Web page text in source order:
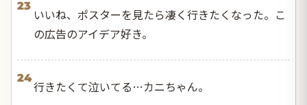
23
いいね、ポスターを見たら凄く行きたくなった。こ
の広告のアイデア好き。
24
行きたくて泣いてる…カニちゃん。